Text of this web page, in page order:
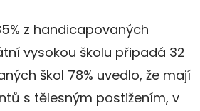
z handicapovaných
vysokou školu připadá 32
škol 78% uvedlo, že mají
s tělesným postižením, v